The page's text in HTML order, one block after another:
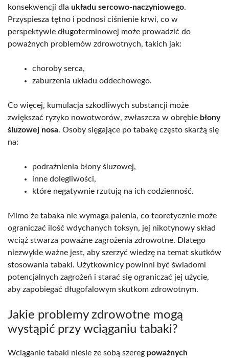
konsekwencji dla układu sercowo-naczyniowego.
Przyspiesza tętno i podnosi ciśnienie krwi, co w
perspektywie długoterminowej może prowadzić do
poważnych problemów zdrowotnych, takich jak:
choroby serca,
zaburzenia układu oddechowego.
Co więcej, kumulacja szkodliwych substancji może
zwiększać ryzyko nowotworów, zwłaszcza w obrębie błony
śluzowej nosa. Osoby sięgające po tabakę często skarżą się
na:
podrażnienia błony śluzowej,
inne dolegliwości,
które negatywnie rzutują na ich codzienność.
Mimo że tabaka nie wymaga palenia, co teoretycznie może
ograniczać ilość wdychanych toksyn, jej nikotynowy skład
wciąż stwarza poważne zagrożenia zdrowotne. Dlatego
niezwykle ważne jest, aby szerzyć wiedzę na temat skutków
stosowania tabaki. Użytkownicy powinni być świadomi
potencjalnych zagrożeń i starać się ograniczać jej użycie,
aby zapobiegać długofalowym skutkom zdrowotnym.
Jakie problemy zdrowotne mogą
wystąpić przy wciąganiu tabaki?
Wciąganie tabaki niesie ze sobą szereg poważnych